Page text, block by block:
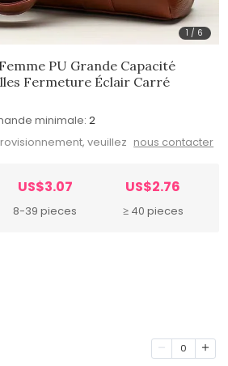
1 / 6
PU Grande Capacité
Fermeture Éclair Carré
minimale: 2
veuillez nous contacter
US$3.07
8-39 pieces
US$2.76
≥ 40 pieces
0